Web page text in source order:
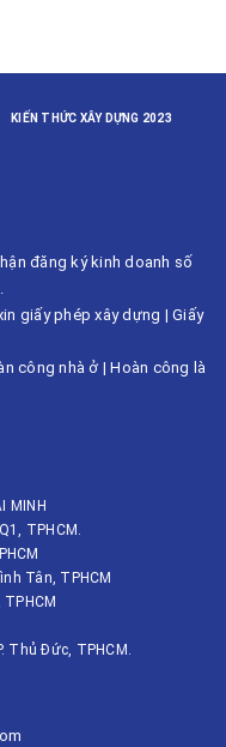
KIẾN THỨC XÂY DỰNG 2023
đăng ký kinh doanh số
giấy phép xây dựng | Giấy
công nhà ở |Hoàn công là
MINH
TPHCM.
Tân, TPHCM
Thủ Đức, TPHCM.